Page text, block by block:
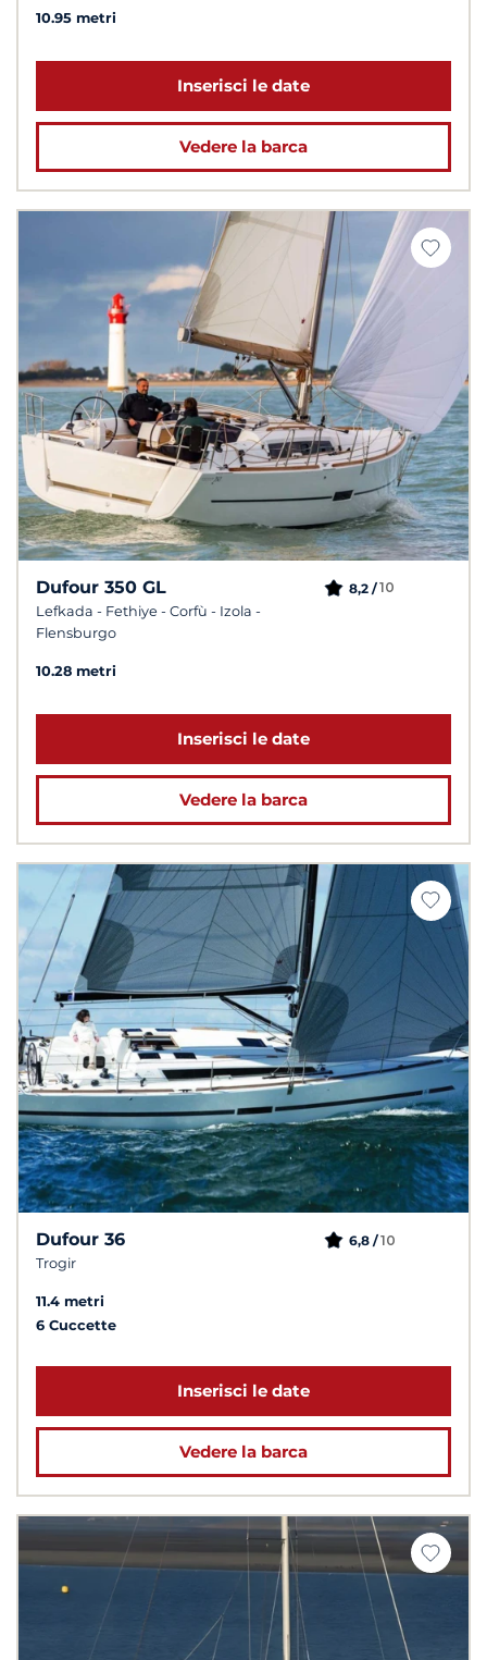
10.95 metri
Inserisci le date
Vedere la barca
Dufour 350 GL
Lefkada - Fethiye - Corfù - Izola -
Flensburgo
8,2 /10
10.28 metri
Inserisci le date
Vedere la barca
Dufour 36
Trogir
6,8 /10
11.4 metri
6 Cuccette
Inserisci le date
Vedere la barca